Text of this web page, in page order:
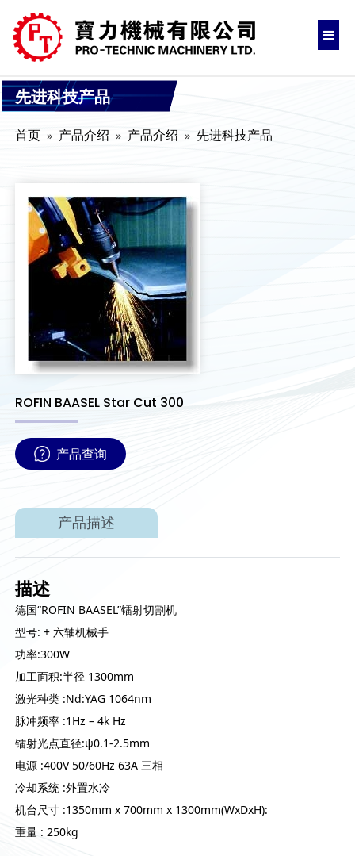
先进科技产品
首页 产品介绍 产品介绍 先进科技产品
ROFIN BAASEL Star Cut 300
产品查询
产品描述
描述
德国“ROFIN BAASEL”镭射切割机
型号: + 六轴机械手
功率:300W
加工面积:半径 1300mm
激光种类 :Nd:YAG 1064nm
脉冲频率 :1Hz – 4k Hz
镭射光点直径:ψ0.1-2.5mm
电源 :400V 50/60Hz 63A 三相
冷却系统 :外置水冷
机台尺寸 :1350mm x 700mm x 1300mm(WxDxH):
重量 : 250kg